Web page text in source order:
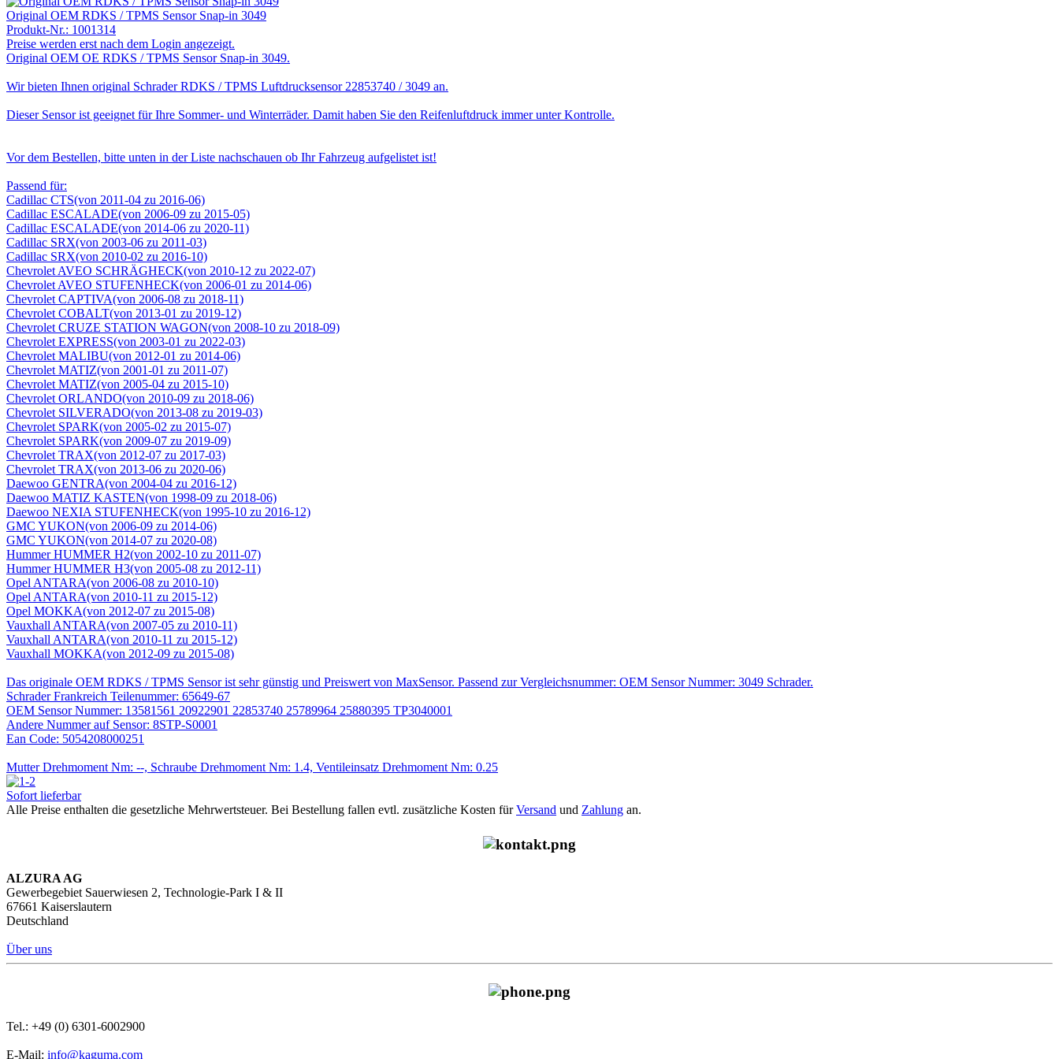
Original OEM RDKS / TPMS Sensor Snap-in 3049
Produkt-Nr.: 1001314
Preise werden erst nach dem Login angezeigt.
Original OEM OE RDKS / TPMS Sensor Snap-in 3049.
Wir bieten Ihnen original Schrader RDKS / TPMS Luftdrucksensor 22853740 / 3049 an.
Dieser Sensor ist geeignet für Ihre Sommer- und Winterräder. Damit haben Sie den Reifenluftdruck immer unter Kontrolle.
Vor dem Bestellen, bitte unten in der Liste nachschauen ob Ihr Fahrzeug aufgelistet ist!
Passend für:
Cadillac CTS(von 2011-04 zu 2016-06)
Cadillac ESCALADE(von 2006-09 zu 2015-05)
Cadillac ESCALADE(von 2014-06 zu 2020-11)
Cadillac SRX(von 2003-06 zu 2011-03)
Cadillac SRX(von 2010-02 zu 2016-10)
Chevrolet AVEO SCHRÄGHECK(von 2010-12 zu 2022-07)
Chevrolet AVEO STUFENHECK(von 2006-01 zu 2014-06)
Chevrolet CAPTIVA(von 2006-08 zu 2018-11)
Chevrolet COBALT(von 2013-01 zu 2019-12)
Chevrolet CRUZE STATION WAGON(von 2008-10 zu 2018-09)
Chevrolet EXPRESS(von 2003-01 zu 2022-03)
Chevrolet MALIBU(von 2012-01 zu 2014-06)
Chevrolet MATIZ(von 2001-01 zu 2011-07)
Chevrolet MATIZ(von 2005-04 zu 2015-10)
Chevrolet ORLANDO(von 2010-09 zu 2018-06)
Chevrolet SILVERADO(von 2013-08 zu 2019-03)
Chevrolet SPARK(von 2005-02 zu 2015-07)
Chevrolet SPARK(von 2009-07 zu 2019-09)
Chevrolet TRAX(von 2012-07 zu 2017-03)
Chevrolet TRAX(von 2013-06 zu 2020-06)
Daewoo GENTRA(von 2004-04 zu 2016-12)
Daewoo MATIZ KASTEN(von 1998-09 zu 2018-06)
Daewoo NEXIA STUFENHECK(von 1995-10 zu 2016-12)
GMC YUKON(von 2006-09 zu 2014-06)
GMC YUKON(von 2014-07 zu 2020-08)
Hummer HUMMER H2(von 2002-10 zu 2011-07)
Hummer HUMMER H3(von 2005-08 zu 2012-11)
Opel ANTARA(von 2006-08 zu 2010-10)
Opel ANTARA(von 2010-11 zu 2015-12)
Opel MOKKA(von 2012-07 zu 2015-08)
Vauxhall ANTARA(von 2007-05 zu 2010-11)
Vauxhall ANTARA(von 2010-11 zu 2015-12)
Vauxhall MOKKA(von 2012-09 zu 2015-08)
Das originale OEM RDKS / TPMS Sensor ist sehr günstig und Preiswert von MaxSensor. Passend zur Vergleichsnummer: OEM Sensor Nummer: 3049 Schrader.
Schrader Frankreich Teilenummer: 65649-67
OEM Sensor Nummer: 13581561 20922901 22853740 25789964 25880395 TP3040001
Andere Nummer auf Sensor: 8STP-S0001
Ean Code: 5054208000251
Mutter Drehmoment Nm: --, Schraube Drehmoment Nm: 1.4, Ventileinsatz Drehmoment Nm: 0.25
Sofort lieferbar
Alle Preise enthalten die gesetzliche Mehrwertsteuer. Bei Bestellung fallen evtl. zusätzliche Kosten fürVersand und Zahlung an.
ALZURA AG
Gewerbegebiet Sauerwiesen 2, Technologie-Park I & II
67661 Kaiserslautern
Deutschland
Über uns
Tel.: +49 (0) 6301-6002900
E-Mail: info@kaguma.com